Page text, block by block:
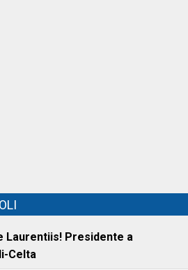
Laurentiis! Presidente a
Celta